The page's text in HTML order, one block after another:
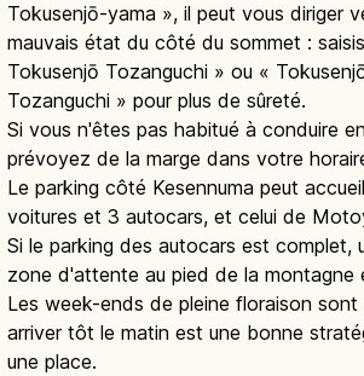
Tokusenjō-yama », il peut vous diriger
mauvais état du côté du sommet :
Tokusenjō Tozanguchi » ou «
Tozanguchi » pour plus de sûreté.
Si vous n'êtes pas habitué à conduire
prévoyez de la marge dans votre
Le parking côté Kesennuma peut
voitures et 3 autocars, et celui de
Si le parking des autocars est complet,
zone d'attente au pied de la montagne
Les week-ends de pleine floraison
arriver tôt le matin est une bonne
une place.